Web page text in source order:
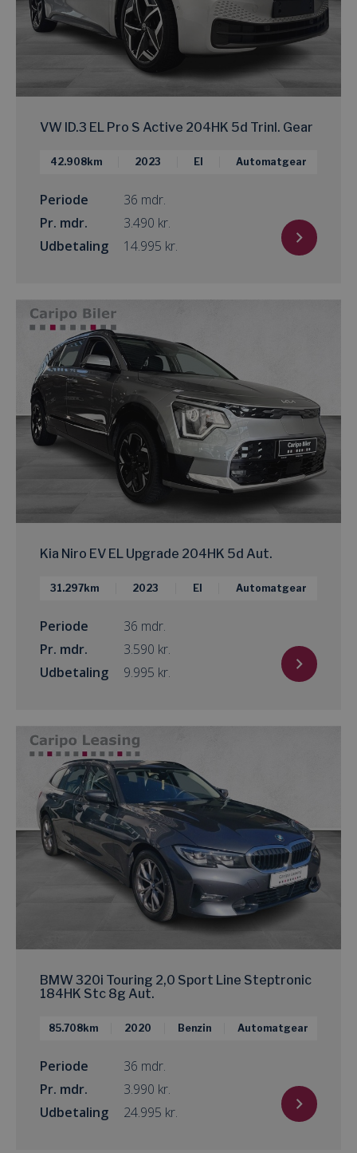
VW ID.3 EL Pro S Active 204HK 5d Trinl. Gear
42.908km 2023 El Automatgear
Periode
36 mdr.
Pr. mdr.
kr.
Udbetaling
kr.
Kia Niro EV EL Upgrade 204HK 5d Aut.
31.297km 2023 El Automatgear
Periode
36 mdr.
Pr. mdr.
kr.
Udbetaling
kr.
BMW 320i Touring 2,0 Sport Line Steptronic
184HK Stc 8g Aut.
85.708km 2020 Benzin Automatgear
Periode
36 mdr.
Pr. mdr.
kr.
Udbetaling
kr.